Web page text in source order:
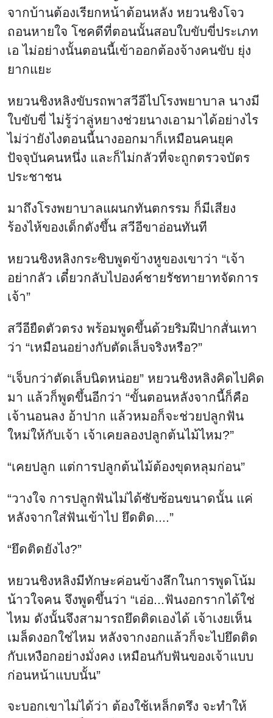
จากบ้านต้องเรียกหน้าต้อนหลัง หยวนชิงโจว
ถอนหายใจ โชคดีที่ตอนนั้นสอบใบขับขี่ประเภท
เอ ไม่อย่างนั้นตอนนี้เข้าออกต้องจ้างคนขับ ยุ่ง
ยากแยะ
หยวนชิงหลิงขับรถพาสวีอีไปโรงพยาบาล นางมี
ใบขับขี่ ไม่รู้ว่าลู่หยางช่วยนางเอามาได้อย่างไร
ไม่ว่ายังไงตอนนี้นางออกมาก็เหมือนคนยุค
ปัจจุบันคนหนึ่ง และก็ไม่กลัวที่จะถูกตรวจบัตร
ประชาชน
มาถึงโรงพยาบาลแผนกทันตกรรม ก็มีเสียง
ร้องไห้ของเด็กดังขึ้น สวีอีขาอ่อนทันที
หยวนชิงหลิงกระซิบพูดข้างหูของเขาว่า “เจ้า
อย่ากลัว เดี๋ยวกลับไปองค์ชายรัชทายาทจัดการ
เจ้า”
สวีอียืดตัวตรง พร้อมพูดขึ้นด้วยริมฝีปากสั่นเทา
ว่า “เหมือนอย่างกับตัดเล็บจริงหรือ?”